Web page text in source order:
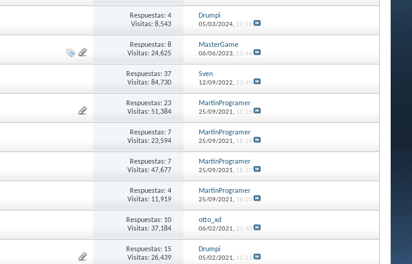
Respuestas: 4
Visitas: 8,543
Drumpi
05/03/2024, 10:51
Respuestas: 8
Visitas: 24,625
MasterGame
06/06/2023, 23:44
Respuestas: 37
Visitas: 84,730
Sven
12/09/2022, 23:49
Respuestas: 23
Visitas: 51,384
MartinProgramer
25/09/2021, 18:26
Respuestas: 7
Visitas: 23,594
MartinProgramer
25/09/2021, 18:24
Respuestas: 7
Visitas: 47,677
MartinProgramer
25/09/2021, 18:22
Respuestas: 4
Visitas: 11,919
MartinProgramer
25/09/2021, 18:20
Respuestas: 10
Visitas: 37,184
otto_xd
06/02/2021, 20:40
Respuestas: 15
Visitas: 26,439
Drumpi
05/02/2021, 11:01